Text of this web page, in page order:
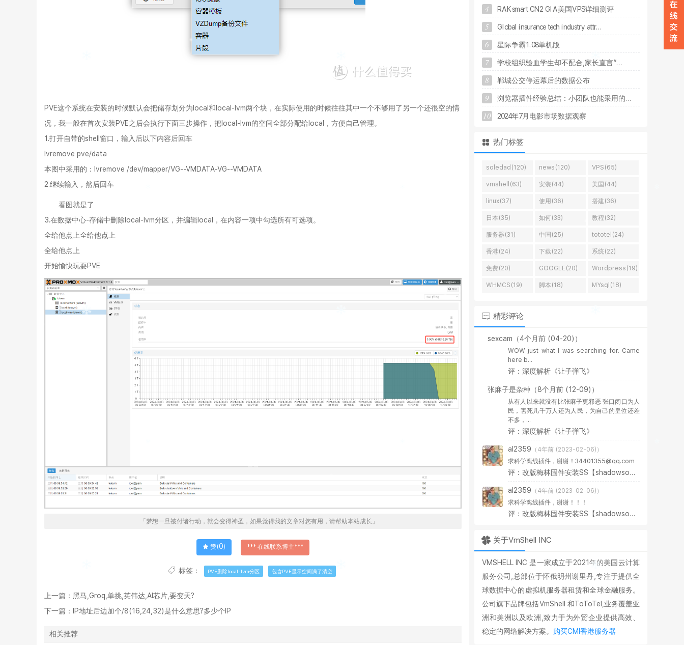
PVE这个系统在安装的时候默认会把储存划分为local和local-lvm两个块，在实际使用的时候往往其中一个不够用了另一个还很空的情
况，我一般在首次安装PVE之后会执行下面三步操作，把local-lvm的空间全部分配给local，方便自己管理。
1.打开自带的shell窗口，输入后以下内容后回车
lvremove pve/data
本图中采用的：lvremove /dev/mapper/VG--VMDATA-VG--VMDATA
2.继续输入，然后回车
看图就是了
3.在数据中心-存储中删除local-lvm分区，并编辑local，在内容一项中勾选所有可选项。
全给他点上全给他点上
全给他点上
开始愉快玩耍PVE
「梦想一旦被付诸行动，就会变得神圣，如果觉得我的文章对您有用，请帮助本站成长」
赞(0) *** 在线联系博主***
标签： PVE删除local-lvm分区 包含PVE显示空间满了清空
上一篇： 黑马,Groq,单挑,英伟达,AI芯片,要变天?
下一篇：
IP地址后边加个/8(16,24,32)是什么意思?多少个IP
相关推荐
4 RAKsmartCN2 G A美国VPS详细测评
5 G obal insurance tech industry attr...
6 星际争霸1 .08单机版
7 学校组织验血学生却不配合 家长直言“...
8 郸城公交停运幕后的数据公布
9 浏 览器插件经验总结 ： 小团队也能采用的...
10 2024年7月 电影市场数据观察
热门标签
soledad(120) news(120) VPS(65)
vmshell(63) 安装(44) 美国(44)
linux(37) 使用(36) 搭建(36)
日本(35) 如何(33) 教程(32)
服务器(31) 中国(25) tototel(24)
香港(24) 下载(22) 系统(22)
免费(20) GOOGLE(20) Wordpress(19)
WHMCS(19) 脚本(18) MYsql(18)
精彩评论
sexcam （4个月前 (04-20)）
WOW just what I was searching for. Came
here b...
评：深度解析《让子弹飞》
张麻子是杂种 （8个月前 (12-09)）
从有人以来就没有比张麻子更邪恶 张口闭口为人
民，害死几千万人还为人民，为自己的皇位还差
不多，...
评：深度解析《让子弹飞》
al2359 （4年前 (2023-02-06)）
求科学离线插件，谢谢！34401355@qq.com
评：改版梅林固件安装SS【shadowsocks】科学上网插件教程
al2359 （4年前 (2023-02-06)）
求科学离线插件，谢谢！！！
评：改版梅林固件安装SS【shadowsocks】科学上网插件教程
关于VmShell INC
VMSHELL INC 是一家成立于2021年的美国云计算
服务公司,总部位于怀俄明州谢里丹,专注于提供全
球数据中心的虚拟机服务器租赁和全球金融服务。
公司旗下品牌包括VmShell 和ToToTel,业务覆盖亚
洲和美洲以及欧洲,致力于为外贸企业提供高效、
稳定的网络解决方案。 购买CMI香港服务器